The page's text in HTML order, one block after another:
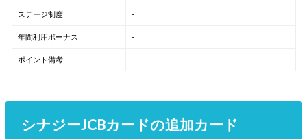
ステージ制度 -
年間利用ボーナス -
ポイント備考 -
シナジーJCBカードの追加カード